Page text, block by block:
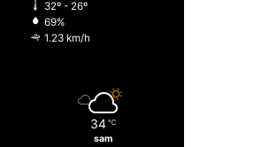
32º - 26º
69%
1.23 km/h
34 ℃
sam